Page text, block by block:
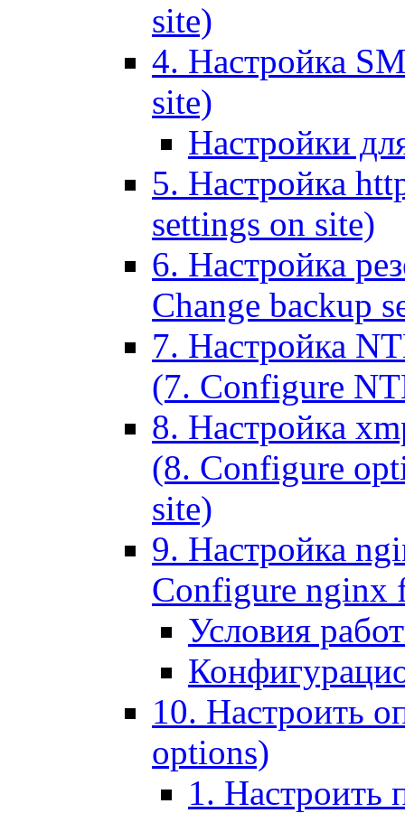
site)
4. Настройка
site)
Настройки
5. Настройка
settings on site)
6. Настройка
Change backup
7. Настройка
(7. Configure
8. Настройка
(8. Configure
site)
9. Настройка
Configure nginx
Условия
10. Настроить
options)
1. Настроить